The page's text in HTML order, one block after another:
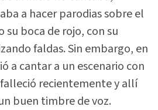
a hacer parodias sobre el
boca de rojo, con su
faldas. Sin embargo, en
a cantar a un escenario con
recientemente y allí
buen timbre de voz.